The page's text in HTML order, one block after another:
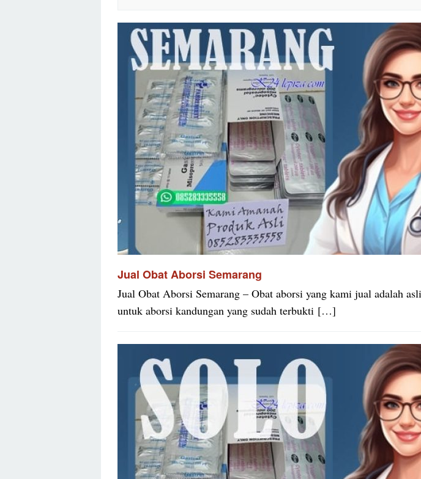
Jual Obat Aborsi Semarang
Jual Obat Aborsi Semarang – Obat aborsi yang kami jual adalah
untuk aborsi kandungan yang sudah terbukti […]